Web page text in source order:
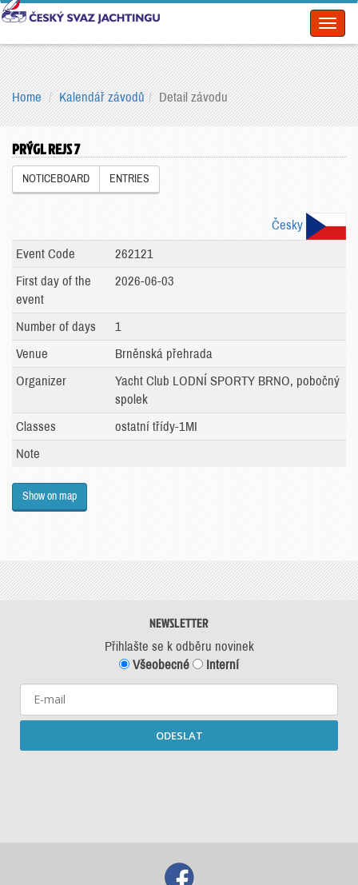
Home Kalendář závodů Detail závodu
PRÝGL REJS 7
NOTICEBOARD ENTRIES
Česky
Event Code
262121
First day of the
event
2026-06-03
Number of days
1
Venue
Brněnská přehrada
Organizer
Yacht Club LODNÍ SPORTY BRNO, pobočný
spolek
Classes
ostatní třídy-1MI
Note
Show on map
NEWSLETTER
Přihlašte se k odběru novinek
Všeobecné
Interní
ODESLAT